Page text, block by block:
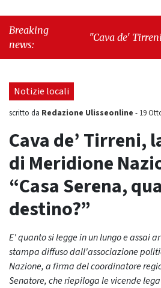
Breaking
news:
"Cava de' Tirreni,
Notizie locali
scritto da Redazione Ulisseonline - 19
Cava de’ Tirreni,
di Meridione
“Casa Serena,
destino?”
E' quanto si legge in un lungo e assai
stampa diffuso dall'associazione
Nazione, a firma del coordinatore
Senatore, che riepiloga le vicende